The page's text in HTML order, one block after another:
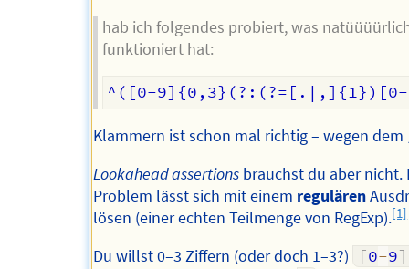
hab ich folgendes probiert, was
funktioniert hat:
Klammern ist schon mal richtig – wegen dem
Lookahead assertions brauchst du aber nicht.
Problem lässt sich mit einem regulären
lösen (einer echten Teilmenge von RegExp).[1]
Du willst 0–3 Ziffern (oder doch 1–3?) [0-9]